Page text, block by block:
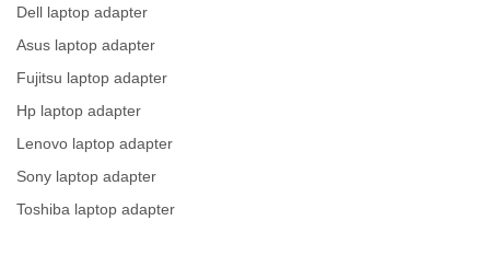
Dell laptop adapter
Asus laptop adapter
Fujitsu laptop adapter
Hp laptop adapter
Lenovo laptop adapter
Sony laptop adapter
Toshiba laptop adapter